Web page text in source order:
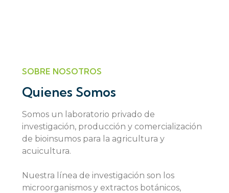
SOBRE NOSOTROS
Quienes Somos
Somos un laboratorio privado de
investigación, producción y comercialización
de bioinsumos para la agricultura y
acuicultura.
Nuestra línea de investigación son los
microorganismos y extractos botánicos,